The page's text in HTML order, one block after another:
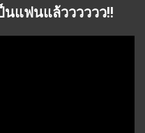
นแฟนแล้วววววว!!